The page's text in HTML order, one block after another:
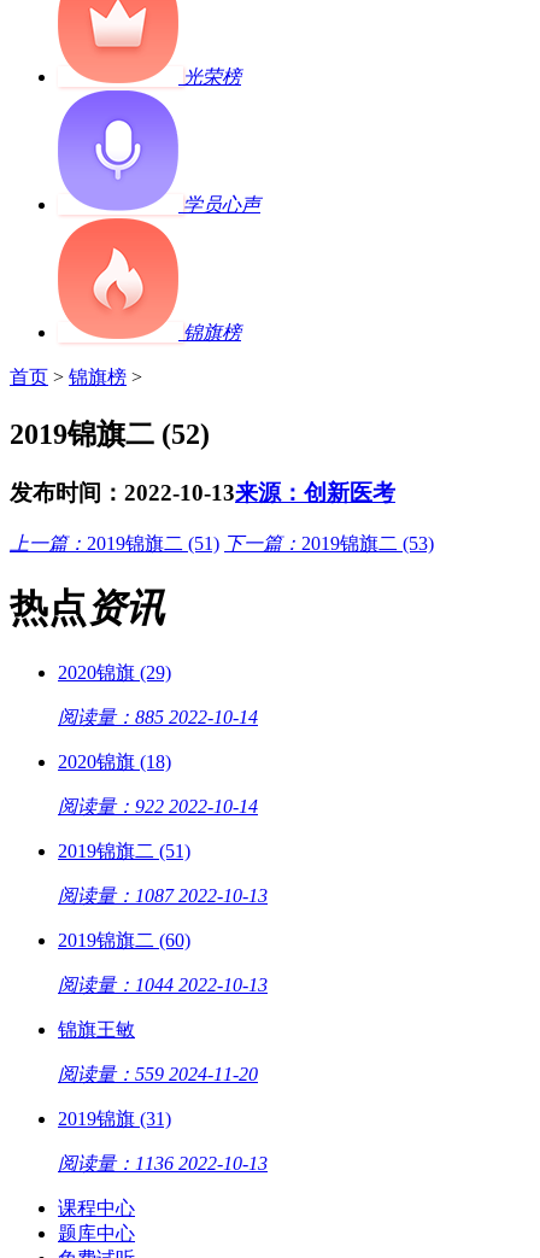
光荣榜
学员心声
锦旗榜
首页 > 锦旗榜 >
2019锦旗二 (52)
发布时间：2022-10-13来源：创新医考
上一篇： 2019锦旗二 (51) 下一篇： 2019锦旗二 (53)
热点资讯
2020锦旗 (29)
阅读量：885 2022-10-14
2020锦旗 (18)
阅读量：922 2022-10-14
2019锦旗二 (51)
阅读量：1087 2022-10-13
2019锦旗二 (60)
阅读量：1044 2022-10-13
锦旗王敏
阅读量：559 2024-11-20
2019锦旗 (31)
阅读量：1136 2022-10-13
课程中心
题库中心